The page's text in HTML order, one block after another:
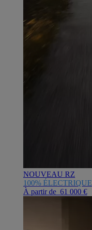
NOUVEAU RZ
100% ÉLECTRIQUE
À partir de 61 000 €